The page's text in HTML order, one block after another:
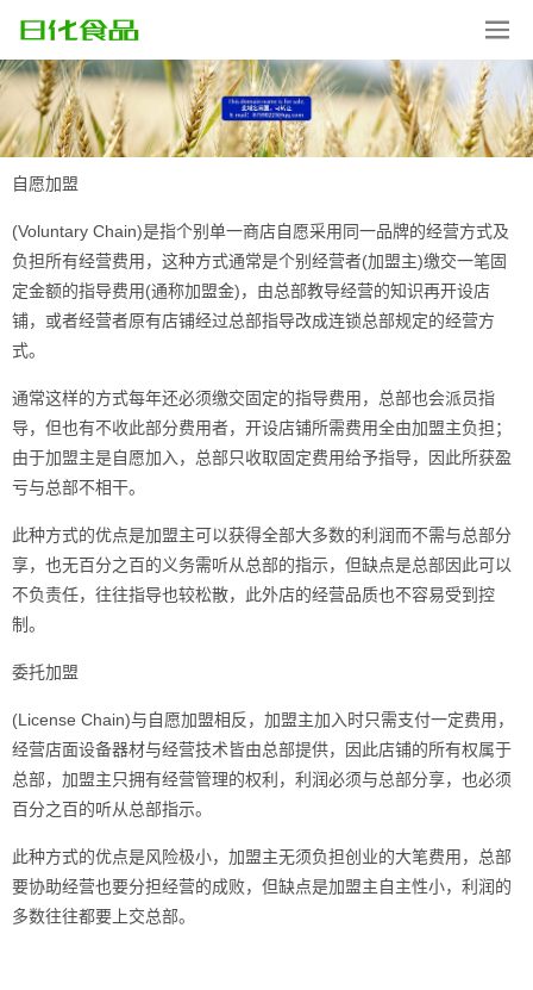
自愿加盟
(Voluntary Chain)是指个别单一商店自愿采用同一品牌的经营方式及
负担所有经营费用，这种方式通常是个别经营者(加盟主)缴交一笔固
定金额的指导费用(通称加盟金)，由总部教导经营的知识再开设店
铺，或者经营者原有店铺经过总部指导改成连锁总部规定的经营方
式。
通常这样的方式每年还必须缴交固定的指导费用，总部也会派员指
导，但也有不收此部分费用者，开设店铺所需费用全由加盟主负担；
由于加盟主是自愿加入，总部只收取固定费用给予指导，因此所获盈
亏与总部不相干。
此种方式的优点是加盟主可以获得全部大多数的利润而不需与总部分
享，也无百分之百的义务需听从总部的指示，但缺点是总部因此可以
不负责任，往往指导也较松散，此外店的经营品质也不容易受到控
制。
委托加盟
(License Chain)与自愿加盟相反，加盟主加入时只需支付一定费用，
经营店面设备器材与经营技术皆由总部提供，因此店铺的所有权属于
总部，加盟主只拥有经营管理的权利，利润必须与总部分享，也必须
百分之百的听从总部指示。
此种方式的优点是风险极小，加盟主无须负担创业的大笔费用，总部
要协助经营也要分担经营的成败，但缺点是加盟主自主性小，利润的
多数往往都要上交总部。